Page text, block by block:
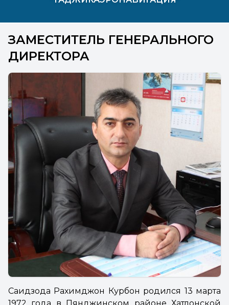
ЗАМЕСТИТЕЛЬ ГЕНЕРАЛЬНОГО
ДИРЕКТОРА
Саидзода Рахимджон Курбон родился 13 марта